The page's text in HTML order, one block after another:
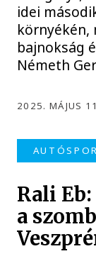
idei
környékén,
bajnokság
Németh
2025. MÁJUS
Rali
a